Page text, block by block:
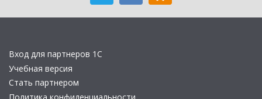
Вход для партнеров 1С
Учебная версия
Стать партнером